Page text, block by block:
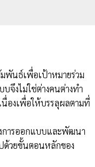
พันธ์เพื่อเป้าหมายร่วม
จึงไม่ใช่ต่างคนต่างทำ
องเพื่อให้บรรลุผลตามที่
ารออกแบบและพัฒนา
ด้วยขั้นตอนหลักของ